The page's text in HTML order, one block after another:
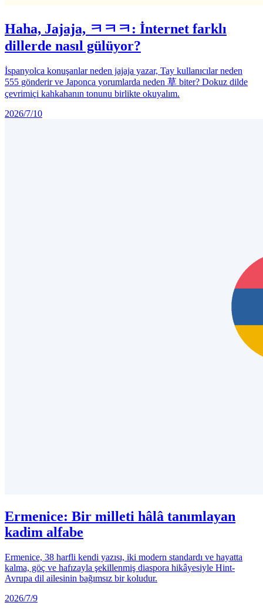
Haha, Jajaja, ㅋㅋㅋ: İnternet farklı
dillerde nasıl gülüyor?
İspanyolca konuşanlar neden jajaja yazar, Tay kullanıcılar neden
555 gönderir ve Japonca yorumlarda neden 草 biter? Dokuz dilde
çevrimiçi kahkahanın tonunu birlikte okuyalım.
2026/7/10
Ermenice: Bir milleti hâlâ tanımlayan
kadim alfabe
Ermenice, 38 harfli kendi yazısı, iki modern standardı ve hayatta
kalma, göç ve hafızayla şekillenmiş diaspora hikâyesiyle Hint-
Avrupa dil ailesinin bağımsız bir koludur.
2026/7/9